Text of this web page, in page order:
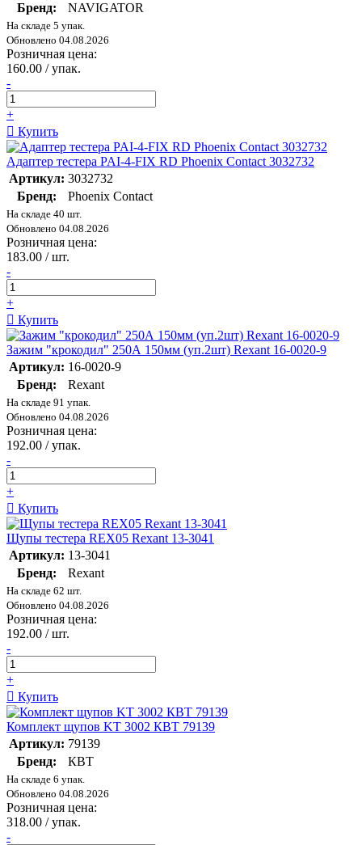
Бренд:
NAVIGATOR
На складе 5 упак.
Обновлено 04.08.2026
Розничная цена:
160.00 / упак.
-
+
Купить
Адаптер тестера PAI-4-FIX RD Phoenix Contact 3032732
Артикул: 3032732
Бренд:
Phoenix Contact
На складе 40 шт.
Обновлено 04.08.2026
Розничная цена:
183.00 / шт.
-
+
Купить
Зажим "крокодил" 250А 150мм (уп.2шт) Rexant 16-0020-9
Артикул: 16-0020-9
Бренд:
Rexant
На складе 91 упак.
Обновлено 04.08.2026
Розничная цена:
192.00 / упак.
-
+
Купить
Щупы тестера REX05 Rexant 13-3041
Артикул: 13-3041
Бренд:
Rexant
На складе 62 шт.
Обновлено 04.08.2026
Розничная цена:
192.00 / шт.
-
+
Купить
Комплект щупов KT 3002 КВТ 79139
Артикул: 79139
Бренд:
КВТ
На складе 6 упак.
Обновлено 04.08.2026
Розничная цена:
318.00 / упак.
-